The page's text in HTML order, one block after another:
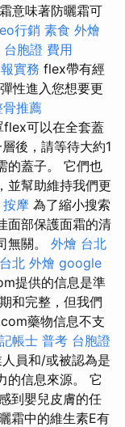
意味著防曬霜可
行銷 素食 外燴
台胞證 費用
實務 flex帶有經
性進入您想要更
骨推薦
可以在全套蓋
後，請等待大約1
的蓋子。 它們也
並幫助維持我們更
摩 為了縮小搜索
面部保護面霜的清
無關。 外燴 台北
台北 外燴 google
提供的信息是準
和完整，但我們
藥物信息不支
記帳士 普考 台胞證
員和/或被認為是
的信息來源。 它
到嬰兒皮膚的任
霜中的維生素E有